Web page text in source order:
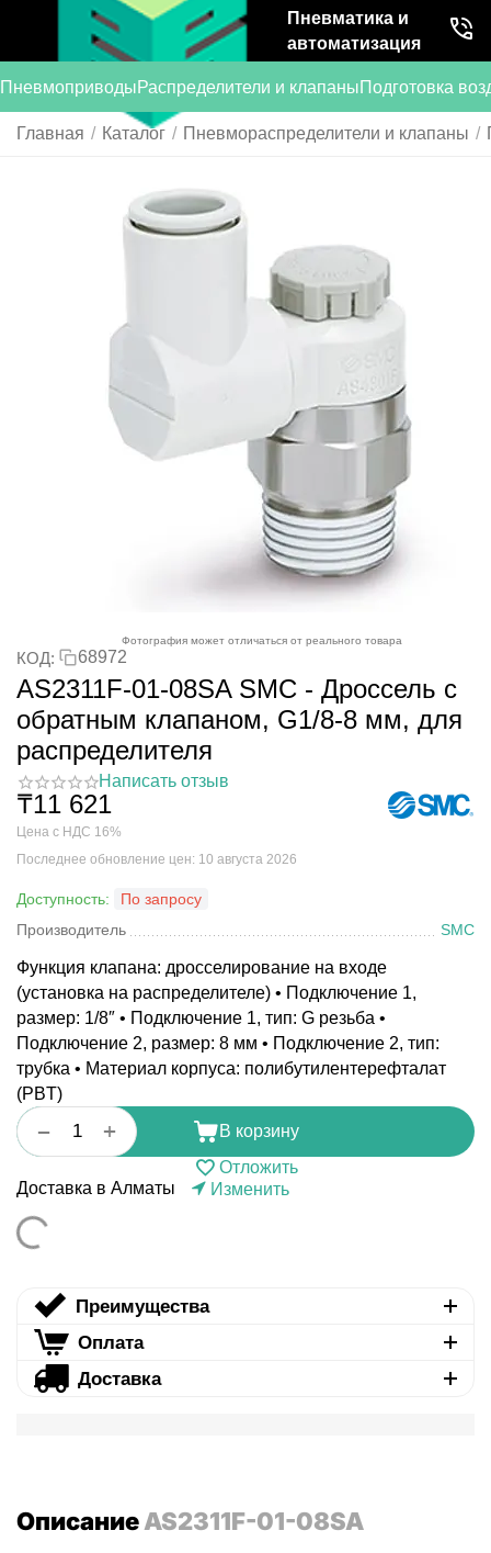
Пневматика и
автоматизация
ПневмоприводыРаспределители и клапаныПодготовка
Главная / Каталог / Пневмораспределители и клапаны /
Фотография может отличаться от реального товара
КОД: 68972
AS2311F-01-08SA SMC - Дроссель с
обратным клапаном, G1/8-8 мм, для
распределителя
Написать отзыв
₸11 621
Цена с НДС 16%
Последнее обновление цен: 10 августа 2026
Доступность:
По запросу
Производитель
SMC
Функция клапана: дросселирование на входе
(установка на распределителе) • Подключение 1,
размер: 1/8″ • Подключение 1, тип: G резьба •
Подключение 2, размер: 8 мм • Подключение 2, тип:
трубка • Материал корпуса: полибутилентерефталат
(PBT)
+
−
В корзину
Отложить
Доставка в Алматы
Изменить
Преимущества
Оплата
Доставка
ОписаниеAS2311F-01-08SA